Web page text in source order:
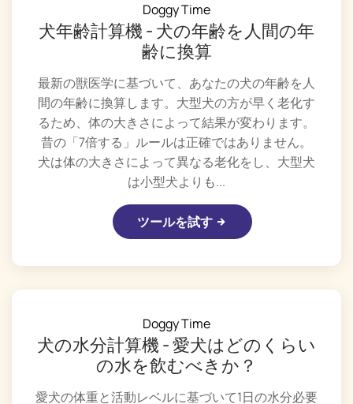
Doggy Time
犬年齢計算機 - 犬の年齢を人間の年
齢に換算
最新の獣医学に基づいて、あなたの犬の年齢を人
間の年齢に換算します。大型犬の方が早く老化す
るため、体の大きさによって結果が変わります。
昔の「7倍する」ルールは正確ではありません。
犬は体の大きさによって異なる老化をし、大型犬
は小型犬よりも...
ツールを試す
Doggy Time
犬の水分計算機 - 愛犬はどのくらい
の水を飲むべきか？
愛犬の体重と活動レベルに基づいて1日の水分必要